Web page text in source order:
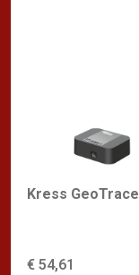
Kress GeoTrace
€ 54,61